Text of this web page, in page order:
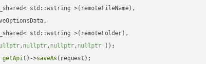
std::wstring >(remoteFileName),
std::wstring >(remoteFolder),
, nullptr, nullptr, nullptr ))
getApi()->saveAs (request);